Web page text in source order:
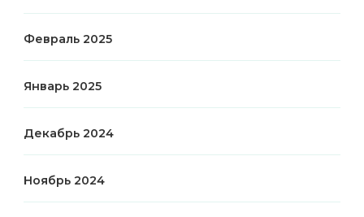
Февраль 2025
Январь 2025
Декабрь 2024
Ноябрь 2024